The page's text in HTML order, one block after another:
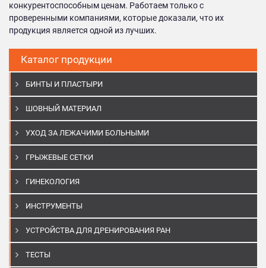
Каталог продукции
БИНТЫ И ПЛАСТЫРИ
ШОВНЫЙ МАТЕРИАЛ
УХОД ЗА ЛЕЖАЧИМИ БОЛЬНЫМИ
ГРЫЖЕВЫЕ СЕТКИ
ГИНЕКОЛОГИЯ
ИНСТРУМЕНТЫ
УСТРОЙСТВА ДЛЯ ДРЕНИРОВАНИЯ РАН
ТЕСТЫ
конкурентоспособным ценам. Работаем только с
проверенными компаниями, которые доказали, что их
продукция является одной из лучших.